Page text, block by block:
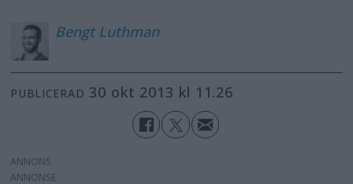
Bengt Luthman
PUBLICERAD 30 okt 2013 kl 11.26
ANNONS